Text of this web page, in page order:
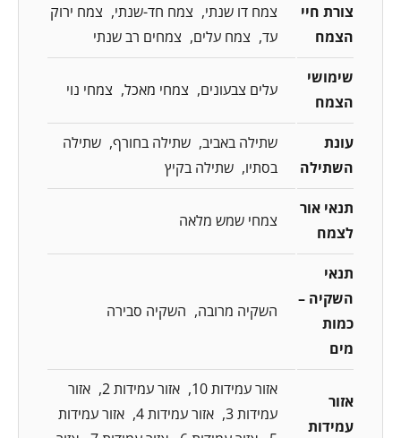
צורת חיי
הצמח
צמח דו שנתי צמח חד-שנתי
צמח ירוק
עד
צמח עלים צמחים רב שנתי
שימושי
הצמח
עלים צבעונים צמחי מאכל צמחי נוי
עונת
השתילה
שתילה באביב שתילה בחורף שתילה
בסתיו
שתילה בקיץ
תנאי אור
לצמח
צמחי שמש מלאה
תנאי
השקיה –
כמות
מים
השקיה מרובה השקיה סבירה
אזור
עמידות
אזור עמידות 10 אזור עמידות 2
אזור
עמידות 3
אזור עמידות 4
אזור עמידות